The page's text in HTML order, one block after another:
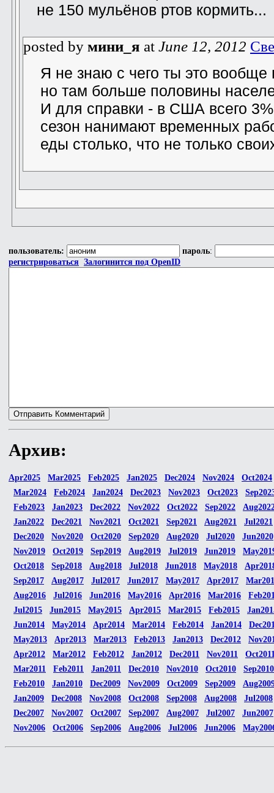
не 150 мульёнов ртов кормить...
posted by мини_я at June 12, 2012
Я не знаю с чего ты это вообще
но там больше половины
И для справки - в США всего
сезон нанимают временных
еды столько, что не только
пользователь: пароль:
регистрироваться Залогинится под OpenID
Архив:
Apr2025 Mar2025 Feb2025 Jan2025 Dec2024 Nov2024
Oct2024
Mar2024
Feb2024 Jan2024 Dec2023 Nov2023 Oct2023
Feb2023
Jan2023 Dec2022 Nov2022 Oct2022 Sep2022
Jan2022
Dec2021 Nov2021 Oct2021 Sep2021 Aug2021
Jul2021
Dec2020
Nov2020 Oct2020 Sep2020 Aug2020 Jul2020
Jun2020
Nov2019
Oct2019 Sep2019 Aug2019 Jul2019 Jun2019
Oct2018
Sep2018 Aug2018 Jul2018 Jun2018 May2018
Sep2017
Aug2017 Jul2017 Jun2017 May2017 Apr2017
Aug2016
Jul2016 Jun2016 May2016 Apr2016 Mar2016
Jul2015
Jun2015 May2015 Apr2015 Mar2015 Feb2015
Jun2014
May2014 Apr2014 Mar2014 Feb2014 Jan2014
May2013
Apr2013 Mar2013 Feb2013 Jan2013 Dec2012
Apr2012
Mar2012 Feb2012 Jan2012 Dec2011 Nov2011
Mar2011
Feb2011 Jan2011 Dec2010 Nov2010 Oct2010
Sep2010
Feb2010
Jan2010 Dec2009 Nov2009 Oct2009 Sep2009
Jan2009
Dec2008 Nov2008 Oct2008 Sep2008 Aug2008
Jul2008
Dec2007
Nov2007 Oct2007 Sep2007 Aug2007 Jul2007
Jun2007
Nov2006
Oct2006 Sep2006 Aug2006 Jul2006 Jun2006